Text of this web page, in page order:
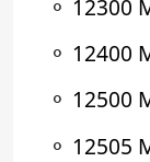
⚬ 12300
⚬ 12400
⚬ 12500
⚬ 12505